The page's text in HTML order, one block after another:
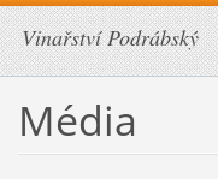
Vinařství Podrábský
Média